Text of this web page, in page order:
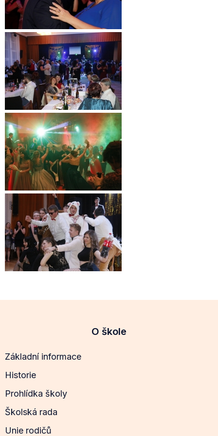
O škole
Základní informace
Historie
Prohlídka školy
Školská rada
Unie rodičů